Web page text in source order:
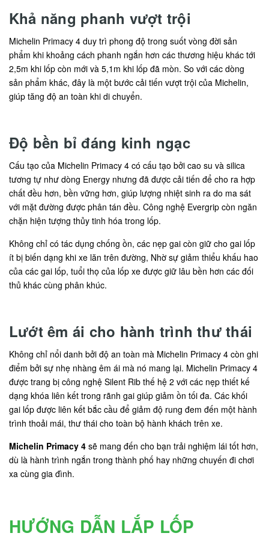
Khả năng phanh vượt trội
Michelin Primacy 4 duy trì phong độ trong suốt vòng đời sản
phẩm khi khoảng cách phanh ngắn hơn các thương hiệu khác tới
2,5m khi lốp còn mới và 5,1m khi lốp đã mòn. So với các dòng
sản phẩm khác, đây là một bước cải tiến vượt trội của Michelin,
giúp tăng độ an toàn khi di chuyển.
Độ bền bỉ đáng kinh ngạc
Cấu tạo của Michelin Primacy 4 có cấu tạo bởi cao su và silica
tương tự như dòng Energy nhưng đã được cải tiến để cho ra hợp
chất đều hơn, bền vững hơn, giúp lượng nhiệt sinh ra do ma sát
với mặt đường được phân tán đều. Công nghệ Evergrip còn ngăn
chặn hiện tượng thủy tinh hóa trong lốp.
Không chỉ có tác dụng chống ồn, các nẹp gai còn giữ cho gai lốp
ít bị biến dạng khi xe lăn trên đường, Nhờ sự giảm thiểu khấu hao
của các gai lốp, tuổi thọ của lốp xe được giữ lâu bền hơn các đối
thủ khác cùng phân khúc.
Lướt êm ái cho hành trình thư thái
Không chỉ nổi danh bởi độ an toàn mà Michelin Primacy 4 còn ghi
điểm bởi sự nhẹ nhàng êm ái mà nó mang lại. Michelin Primacy 4
được trang bị công nghệ Silent Rib thế hệ 2 với các nẹp thiết kế
dạng khóa liên kết trong rãnh gai giúp giảm ồn tối đa. Các khối
gai lốp được liên kết bắc cầu để giảm độ rung đem đến một hành
trình thoải mái, thư thái cho toàn bộ hành khách trên xe.
Michelin Primacy 4 sẽ mang đến cho bạn trải nghiệm lái tốt hơn,
dù là hành trình ngắn trong thành phố hay những chuyến đi chơi
xa cùng gia đình.
HƯỚNG DẪN LẮP LỐP